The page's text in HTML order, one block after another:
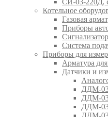
СИ-03-220Д,
Котельное
Газовая
Приборы
Система
Приборы для
Арматура
Датчики и
ДДМ-
ДДМ-
ДДМ-